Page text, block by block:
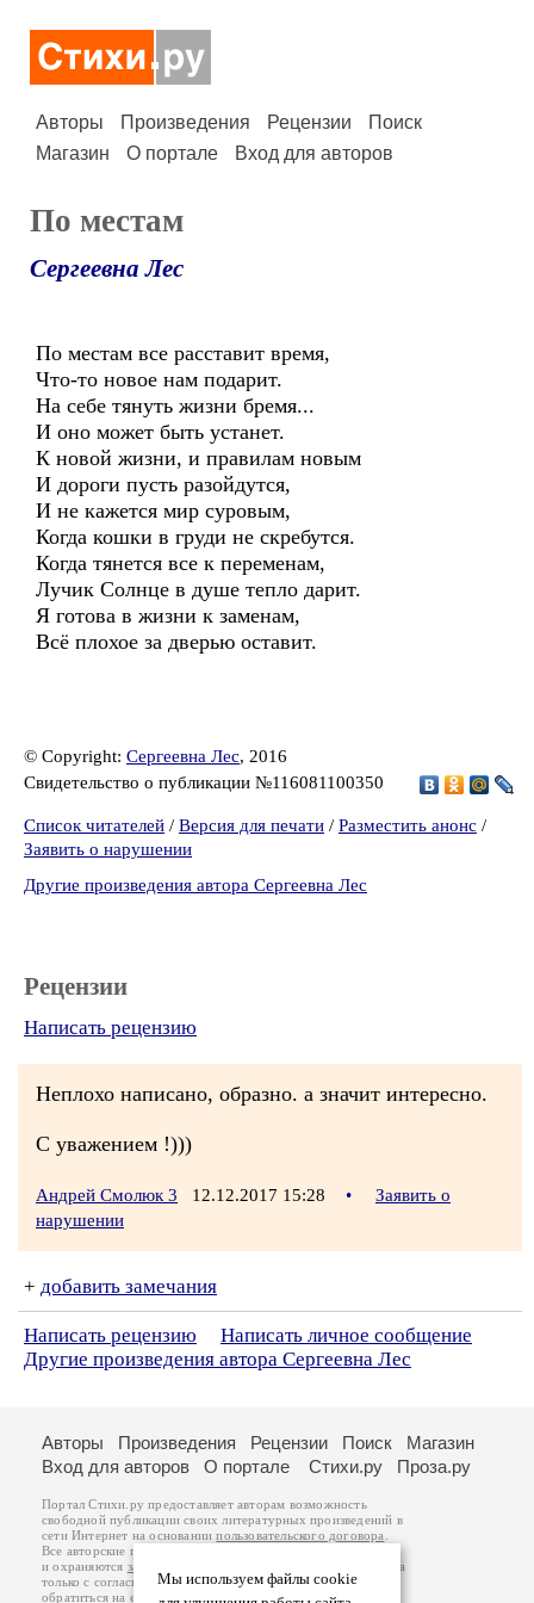
Авторы Произведения Рецензии
Поиск
Магазин
О портале Вход для авторов
По местам
Сергеевна Лес
По местам все расставит время,
Что-то новое нам подарит.
На себе тянуть жизни бремя...
И оно может быть устанет.
К новой жизни, и правилам новым
И дороги пусть разойдутся,
И не кажется мир суровым,
Когда кошки в груди не скребутся.
Когда тянется все к переменам,
Лучик Солнце в душе тепло дарит.
Я готова в жизни к заменам,
Всё плохое за дверью оставит.
© Copyright: Сергеевна Лес, 2016
Свидетельство о публикации №116081100350
Список читателей / Версия для печати / Разместить анонс /
Заявить о нарушении
Другие произведения автора Сергеевна Лес
Рецензии
Написать рецензию
Неплохо написано, образно. а значит интересно.
С уважением !)))
Андрей Смолюк 3 12.12.2017 15:28 •
Заявить о
нарушении
+ добавить замечания
Написать рецензию
Написать личное сообщение
Другие произведения автора Сергеевна Лес
Мы используем файлы cookie
Авторы Произведения Рецензии Поиск
Магазин
Вход для авторов
О портале Стихи.ру Проза.ру
Портал Стихи.ру предоставляет авторам возможность
свободной публикации своих литературных произведений в
сети Интернет на основаниипользовательского договора
Все авторские права на произведения принадлежат авторам
и охраняются законом
. Перепечатка произведений возможна
только с согласия его автора, к которому вы можете
обратиться на его авторской странице. Ответственность за